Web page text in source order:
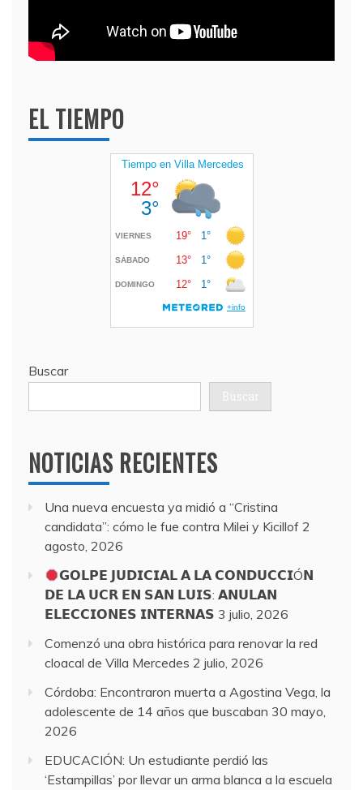
EL TIEMPO
Buscar
Buscar
NOTICIAS RECIENTES
Una nueva encuesta ya midió a “Cristina
candidata”: cómo le fue contra Milei y Kicillof 2
agosto, 2026
𝗚𝗢𝗟𝗣𝗘 𝗝𝗨𝗗𝗜𝗖𝗜𝗔𝗟 𝗔 𝗟𝗔 𝗖𝗢𝗡𝗗𝗨𝗖𝗖𝗜Ó𝗡
𝗗𝗘 𝗟𝗔 𝗨𝗖𝗥 𝗘𝗡 𝗦𝗔𝗡 𝗟𝗨𝗜𝗦: 𝗔𝗡𝗨𝗟𝗔𝗡
𝗘𝗟𝗘𝗖𝗖𝗜𝗢𝗡𝗘𝗦 𝗜𝗡𝗧𝗘𝗥𝗡𝗔𝗦 3 julio, 2026
Comenzó una obra histórica para renovar la red
cloacal de Villa Mercedes 2 julio, 2026
Córdoba: Encontraron muerta a Agostina Vega, la
adolescente de 14 años que buscaban 30 mayo,
2026
EDUCACIÓN: Un estudiante perdió las
‘Estampillas’ por llevar un arma blanca a la escuela